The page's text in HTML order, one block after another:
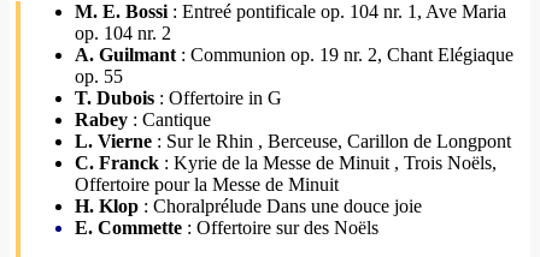
M. E. Bossi : Entreé pontificale op. 104 nr. 1, Ave Maria
op. 104 nr. 2
A. Guilmant : Communion op. 19 nr. 2, Chant Elégiaque
op. 55
T. Dubois : Offertoire in G
Rabey : Cantique
L. Vierne : Sur le Rhin , Berceuse, Carillon de Longpont
C. Franck : Kyrie de la Messe de Minuit , Trois Noëls,
Offertoire pour la Messe de Minuit
H. Klop : Choralprélude Dans une douce joie
E. Commette : Offertoire sur des Noëls